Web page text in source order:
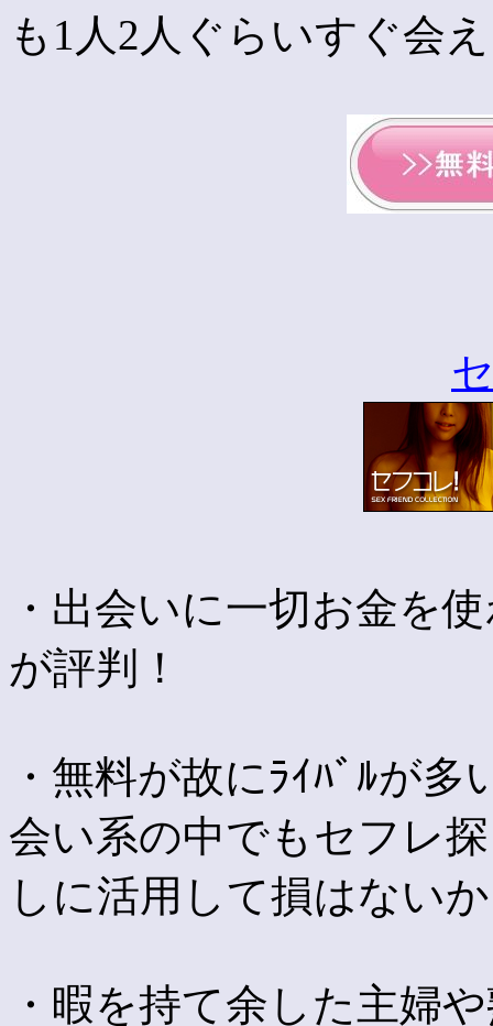
も1人2人ぐらいすぐ会
・出会いに一切お金を
が評判！
・無料が故にﾗｲﾊﾞﾙが
会い系の中でもセフレ
しに活用して損はない
・暇を持て余した主婦